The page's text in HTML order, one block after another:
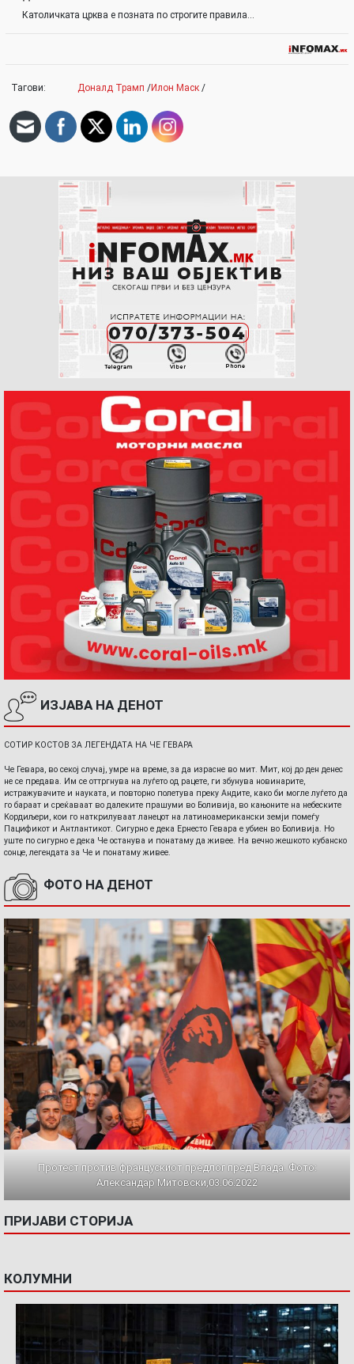
Католичката црква е позната по строгите правила…
Тагови: Доналд Трамп /Илон Маск /
ИЗЈАВА НА ДЕНОТ
СОТИР КОСТОВ ЗА ЛЕГЕНДАТА НА ЧЕ ГЕВАРА
Че Гевара, во секој случај, умре на време, за да израсне во мит. Мит, кој до ден денес
не се предава. Им се оттргнува на луѓето од рацете, ги збунува новинарите,
истражувачите и науката, и повторно полетува преку Андите, како би могле луѓето да
го бараат и среќаваат во далеките прашуми во Боливија, во кањоните на небеските
Кордиљери, кои го наткрилуваат ланецот на латиноамерикански земји помеѓу
Пацификот и Антлантикот. Сигурно е дека Ернесто Гевара е убиен во Боливија. Но
уште по сигурно е дека Че останува и понатаму да живее. На вечно жешкото кубанско
сонце, легендата за Че и понатаму живее.
ФОТО НА ДЕНОТ
Протест против францускиот предлог пред Влада. Фото:
Александар Митовски,03.06.2022
ПРИЈАВИ СТОРИЈА
КОЛУМНИ